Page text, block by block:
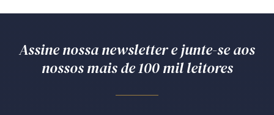
Assine nossa newsletter e junte-se aos
nossos mais de 100 mil leitores